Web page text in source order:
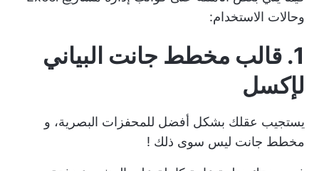
وحالات الاستخدام:
1. قالب مخطط جانت البياني
لإكسل
يستجيب عقلك بشكل أفضل للمحفزات البصرية، و
مخطط جانت ليس سوى ذلك !